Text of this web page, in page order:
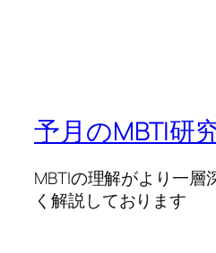
予月のMBTI研
MBTIの理解がより一層
く解説しております